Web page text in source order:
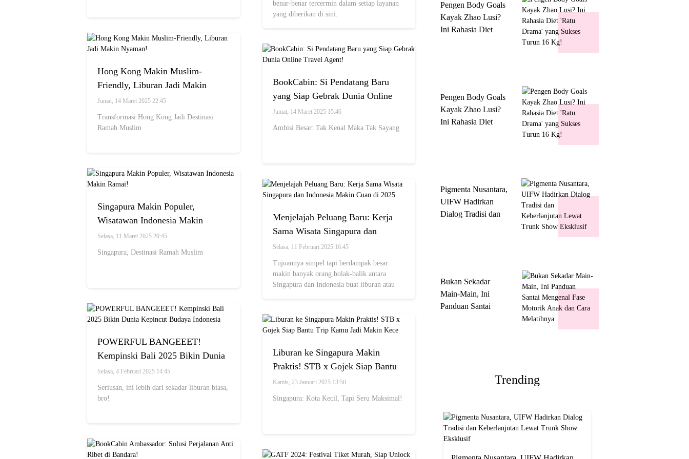
benar-benar tercermin dalam setiap layanan
yang diberikan di sini.
Hong Kong Makin Muslim-
Friendly, Liburan Jadi Makin
Nyaman!
Jumat, 14 Maret 2025 22:45
Transformasi Hong Kong Jadi Destinasi
Ramah Muslim
BookCabin: Si Pendatang Baru
yang Siap Gebrak Dunia Online
Travel Agent!
Jumat, 14 Maret 2025 15:46
Ambisi Besar: Tak Kenal Maka Tak Sayang
Singapura Makin Populer,
Wisatawan Indonesia Makin
Ramai!
Selasa, 11 Maret 2025 20:45
Singapura, Destinasi Ramah Muslim
Menjelajah Peluang Baru: Kerja
Sama Wisata Singapura dan
Indonesia Makin Cuan di 2025
Selasa, 11 Februari 2025 16:45
Tujuannya simpel tapi berdampak besar:
makin banyak orang bolak-balik antara
Singapura dan Indonesia buat liburan atau
POWERFUL BANGEEET!
Kempinski Bali 2025 Bikin Dunia
Kepincut Budaya Indonesia
Selasa, 4 Februari 2025 14:45
Seriusan, ini lebih dari sekadar liburan biasa,
bro!
Liburan ke Singapura Makin
Praktis! STB x Gojek Siap Bantu
Trip Kamu Jadi Makin Kece
Kamis, 23 Januari 2025 13:50
Singapura: Kota Kecil, Tapi Seru Maksimal!
Pengen Body Goals
Kayak Zhao Lusi?
Ini Rahasia Diet
Pengen Body Goals
Kayak Zhao Lusi?
Ini Rahasia Diet
Pigmenta Nusantara,
UIFW Hadirkan
Dialog Tradisi dan
Bukan Sekadar
Main-Main, Ini
Panduan Santai
Trending